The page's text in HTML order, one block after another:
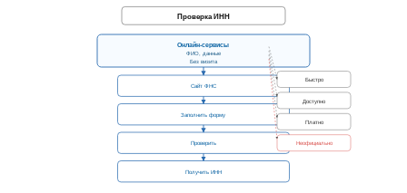
Проверка ИНН
Онлайн-сервисы
ФИО, данные
Без визита
Сайт ФНС
Заполнить форму
Проверить
Получить ИНН
Быстро
Доступно
Платно
Неофициально